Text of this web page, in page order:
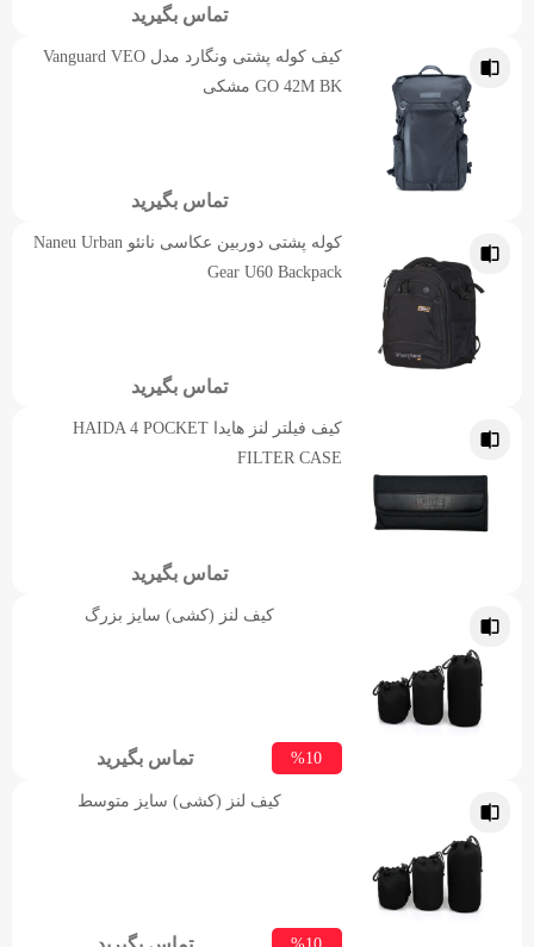
تماس بگیرید
کیف کوله پشتی ونگارد مدل Vanguard VEO
GO 42M BK مشکی
تماس بگیرید
کوله پشتی دوربین عکاسی نانئو Naneu Urban
Gear U60 Backpack
تماس بگیرید
کیف فیلتر لنز هایدا HAIDA 4 POCKET
FILTER CASE
تماس بگیرید
کیف لنز (کشی) سایز بزرگ
تماس بگیرید %10
کیف لنز (کشی) سایز متوسط